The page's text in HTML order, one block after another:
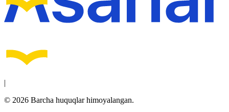
|
© 2026 Barcha huquqlar himoyalangan.